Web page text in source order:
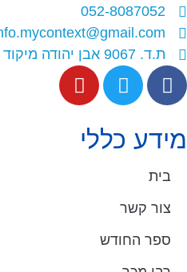
052-8087052
ת.ד. 9067 אבן יהודה מיקוד 40500
מידע כללי
בית
צור קשר
ספר החודש